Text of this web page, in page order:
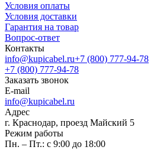
Условия оплаты
Условия доставки
Гарантия на товар
Вопрос-ответ
Контакты
info@kupicabel.ru+7 (800) 777-94-78
+7 (800) 777-94-78
Заказать звонок
E-mail
info@kupicabel.ru
Адрес
г. Краснодар, проезд Майский 5
Режим работы
Пн. – Пт.: с 9:00 до 18:00